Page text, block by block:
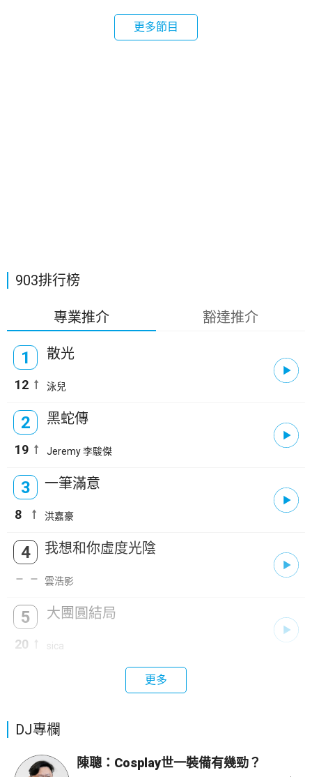
更多節目
903排行榜
專業推介 豁達推介
1
12
散光
泳兒
2
19
黑蛇傳
Jeremy 李駿傑
3
8
一筆滿意
洪嘉豪
4 我想和你虛度光陰
雲浩影
5
20
大團圓結局
sica
更多
DJ專欄
陳聰：Cosplay世一裝備有幾勁？